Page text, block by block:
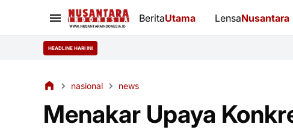
BeritaUtama LensaNusantara
HEADLINE HARI INI
nasional news
Menakar Upaya